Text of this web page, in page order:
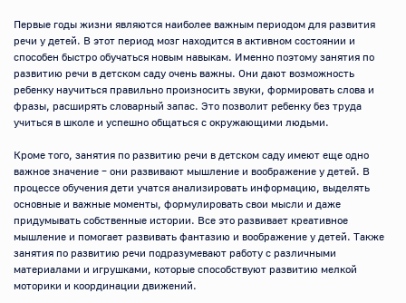
Первые годы жизни являются наиболее важным периодом для развития
речи у детей. В этот период мозг находится в активном состоянии и
способен быстро обучаться новым навыкам. Именно поэтому занятия по
развитию речи в детском саду очень важны. Они дают возможность
ребенку научиться правильно произносить звуки, формировать слова и
фразы, расширять словарный запас. Это позволит ребенку без труда
учиться в школе и успешно общаться с окружающими людьми.
Кроме того, занятия по развитию речи в детском саду имеют еще одно
важное значение – они развивают мышление и воображение у детей. В
процессе обучения дети учатся анализировать информацию, выделять
основные и важные моменты, формулировать свои мысли и даже
придумывать собственные истории. Все это развивает креативное
мышление и помогает развивать фантазию и воображение у детей. Также
занятия по развитию речи подразумевают работу с различными
материалами и игрушками, которые способствуют развитию мелкой
моторики и координации движений.